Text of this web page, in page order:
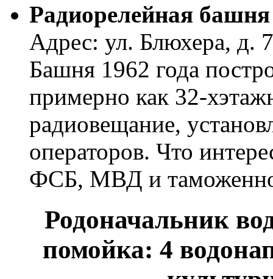
Радиорелейная
Адрес: ул. Блюхера, д. 7
Башня 1962 года
примерно как 32-
радиовещание,
операторов. Что
ФСБ, МВД и
Родоначальник
помойка: 4